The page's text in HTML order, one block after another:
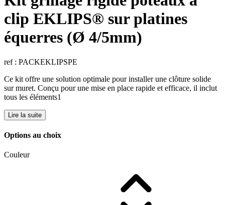
clip EKLIPS® sur platines
équerres (Ø 4/5mm)
ref : PACKEKLIPSPE
Ce kit offre une solution optimale pour installer une clôture solide
sur muret. Conçu pour une mise en place rapide et efficace, il inclut
tous les éléments1
Lire la suite
Options au choix
Couleur